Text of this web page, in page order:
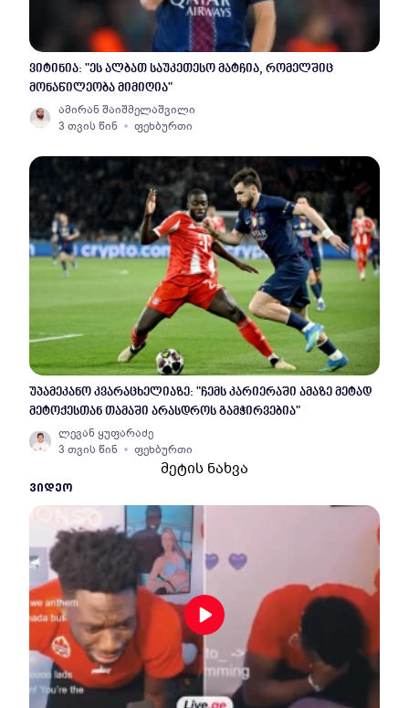
ვიტინია: "ეს ალბათ საუკეთესო მატჩია, რომელშიც
მონაწილეობა მიმიღია"
ამირან შაიშმელაშვილი
3 თვის წინ
ფეხბურთი
უპამეკანო კვარაცხელიაზე: "ჩემს კარიერაში ამაზე მეტად
მეტოქესთან თამაში არასდროს გამჭირვებია"
ლევან ყუფარაძე
3 თვის წინ
ფეხბურთი
მეტის ნახვა
ᲕᲘᲓᲔᲝ